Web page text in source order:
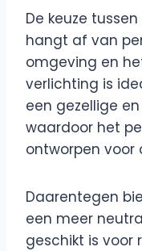
De keuze
hangt af van
omgeving en
verlichting is
een gezellige
waardoor het
ontworpen voor
Daarentegen
een meer
geschikt is voor